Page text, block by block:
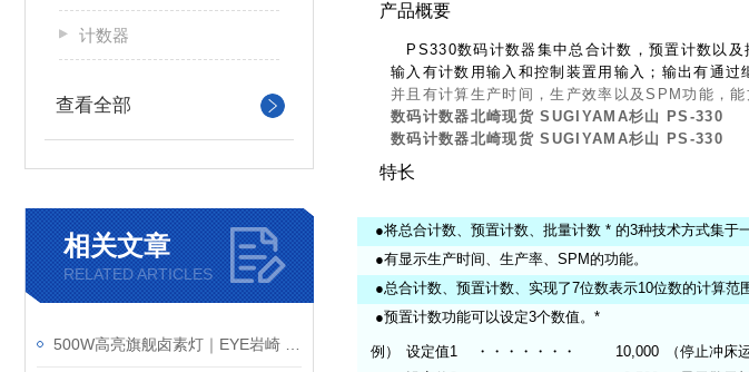
计数器
查看全部
相关文章
RELATED ARTICLES
产品概要
PS330数码计数器集中总合计数，预置计数以及
输入有计数用输入和控制装置用输入；输出有通
并且有计算生产时间，生产效率以及SPM功能，
数码计数器北崎现货 SUGIYAMA杉山
PS-330
数码计数器北崎现货 SUGIYAMA杉山
PS-330
特长
●将总合计数、预置计数、批量计数 * 的3种技术方式集于一
●有显示生产时间、生产率、SPM的功能。
●总合计数、预置计数、实现了7位数表示10位数的计算范围
●预置计数功能可以设定3个数值。*
例） 设定值1 ・・・・・・・ 10,000
（停止冲床